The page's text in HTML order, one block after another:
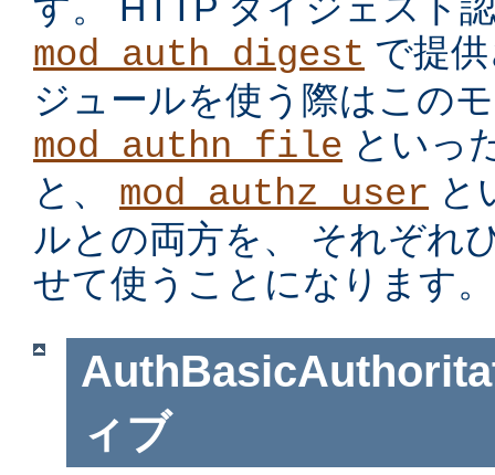
mod_auth_digest で提
ジュールを使う際はこの
mod_authn_file といっ
と、 mod_authz_user と
ルとの両方を、 それぞれ
せて使うことになります。
ィブ